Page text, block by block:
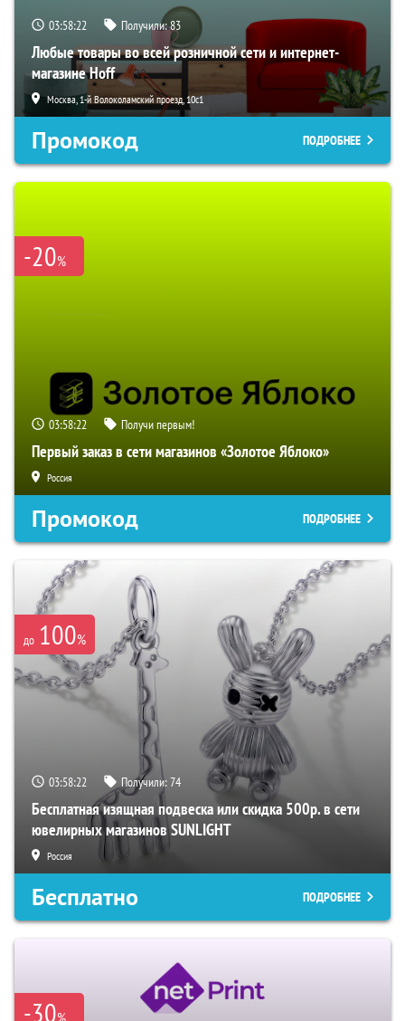
03:58:21 Получили:83
Любые товары во всей розничной сети и интернет-
магазине Hoff
Москва, 1-й Волоколамский проезд, 10с1
Промокод ПОДРОБНЕЕ
-20%
03:58:21 Получи первым!
Первый заказ в сети магазинов «Золотое Яблоко»
Россия
Промокод ПОДРОБНЕЕ
до 100%
03:58:21 Получили:74
Бесплатная изящная подвеска или скидка 500р. в сети
ювелирных магазинов SUNLIGHT
Россия
Бесплатно ПОДРОБНЕЕ
-30